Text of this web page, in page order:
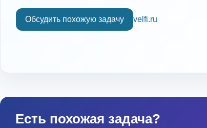
Обсудить похожую задачу velfi.ru
Есть похожая задача?